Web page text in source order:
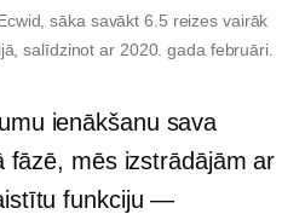
sāka savākt 6.5 reizes vairāk
salīdzinot ar 2020. gada februāri.
ienākšanu sava
fāzē, mēs izstrādājām ar
funkciju —